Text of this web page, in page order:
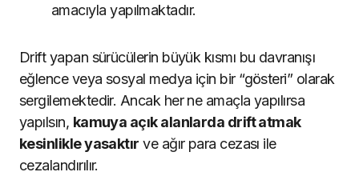
amacıyla yapılmaktadır.
Drift yapan sürücülerin büyük kısmı bu davranışı
eğlence veya sosyal medya için bir “gösteri” olarak
sergilemektedir. Ancak her ne amaçla yapılırsa
yapılsın, kamuya açık alanlarda drift atmak
kesinlikle yasaktır ve ağır para cezası ile
cezalandırılır.